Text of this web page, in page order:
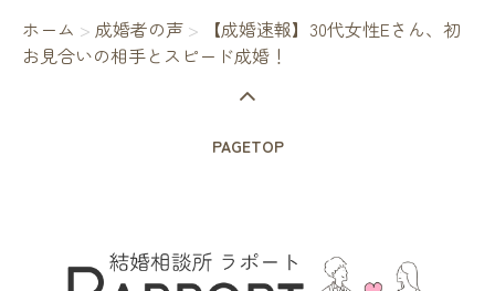
ホーム > 成婚者の声 >
【成婚速報】30代女性Eさん、初
お見合いの相手とスピード成婚！
PAGETOP